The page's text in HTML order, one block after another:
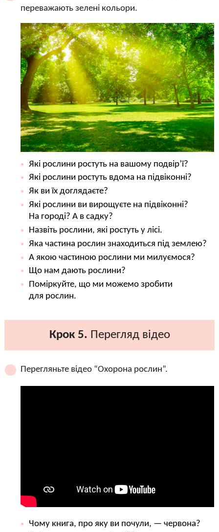
переважають зелені кольори.
Які рослини ростуть на вашому подвір’ї?
Які рослини ростуть вдома на підвіконні?
Як ви їх доглядаєте?
Які рослини ви вирощуєте на підвіконні?
На городі? А в садку?
Назвіть рослини, які ростуть у лісі.
Яка частина рослин знаходиться під землею?
А якою частиною рослини ми милуємося?
Що нам дають рослини?
Поміркуйте, що ми можемо зробити
для рослин.
Крок 5. Перегляд відео
Перегляньте відео “Охорона рослин”.
Чому книга, про яку ви почули, — червона?